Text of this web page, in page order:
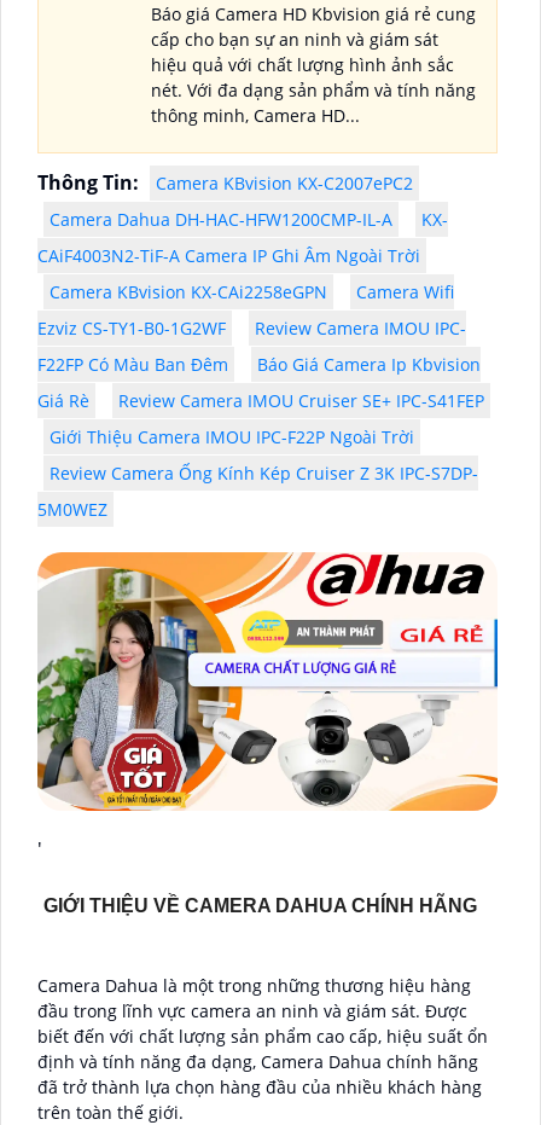
Báo giá Camera HD Kbvision giá rẻ cung
cấp cho bạn sự an ninh và giám sát
hiệu quả với chất lượng hình ảnh sắc
nét. Với đa dạng sản phẩm và tính năng
thông minh, Camera HD...
Thông Tin:
Camera KBvision KX-C2007ePC2
Camera Dahua DH-HAC-HFW1200CMP-IL-A
KX-
CAiF4003N2-TiF-A Camera IP Ghi Âm Ngoài Trời
Camera KBvision KX-CAi2258eGPN
Camera Wifi
Ezviz CS-TY1-B0-1G2WF
Review Camera IMOU IPC-
F22FP Có Màu Ban Đêm
Báo Giá Camera Ip Kbvision
Giá Rè
Review Camera IMOU Cruiser SE+ IPC-S41FEP
Giới Thiệu Camera IMOU IPC-F22P Ngoài Trời
Review Camera Ống Kính Kép Cruiser Z 3K IPC-S7DP-
5M0WEZ
'
GIỚI THIỆU VỀ CAMERA DAHUA CHÍNH HÃNG
Camera Dahua là một trong những thương hiệu hàng
đầu trong lĩnh vực camera an ninh và giám sát. Được
biết đến với chất lượng sản phẩm cao cấp, hiệu suất ổn
định và tính năng đa dạng, Camera Dahua chính hãng
đã trở thành lựa chọn hàng đầu của nhiều khách hàng
trên toàn thế giới.